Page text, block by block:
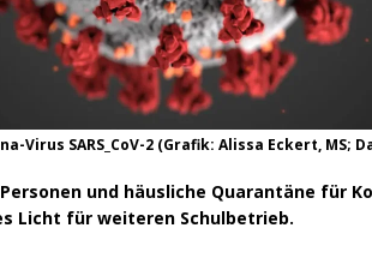
Virus SARS_CoV-2 (Grafik: Alissa Eckert, MS;
und häusliche Quarantäne für
Licht für weiteren Schulbetrieb.